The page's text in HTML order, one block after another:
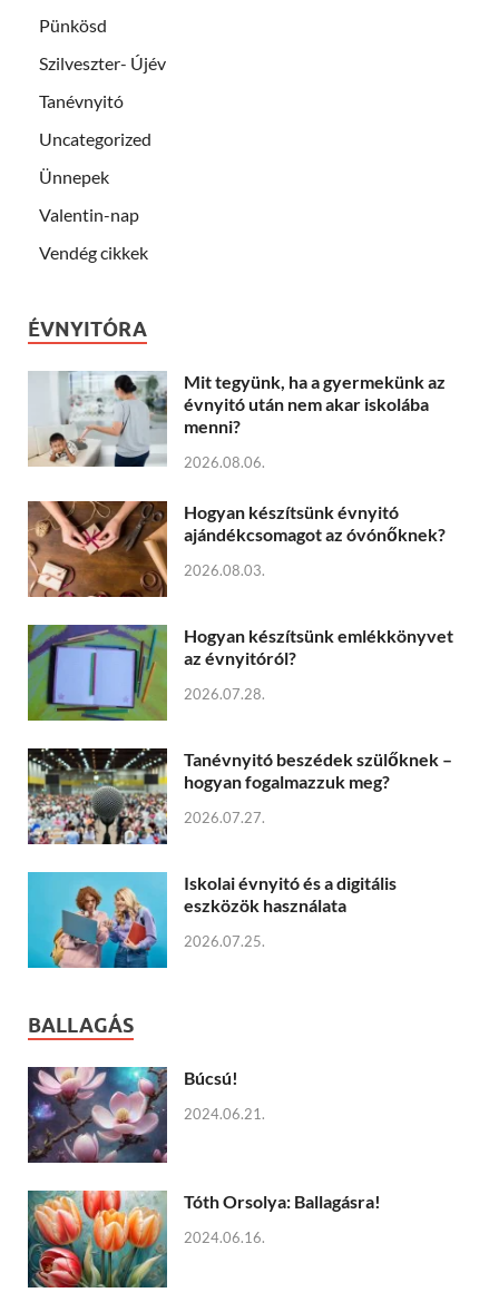
Pünkösd
Szilveszter- Újév
Tanévnyitó
Uncategorized
Ünnepek
Valentin-nap
Vendég cikkek
ÉVNYITÓRA
Mit tegyünk, ha a gyermekünk az
évnyitó után nem akar iskolába
menni?
2026.08.06.
Hogyan készítsünk évnyitó
ajándékcsomagot az óvónőknek?
2026.08.03.
Hogyan készítsünk emlékkönyvet
az évnyitóról?
2026.07.28.
Tanévnyitó beszédek szülőknek –
hogyan fogalmazzuk meg?
2026.07.27.
Iskolai évnyitó és a digitális
eszközök használata
2026.07.25.
BALLAGÁS
Búcsú!
2024.06.21.
Tóth Orsolya: Ballagásra!
2024.06.16.